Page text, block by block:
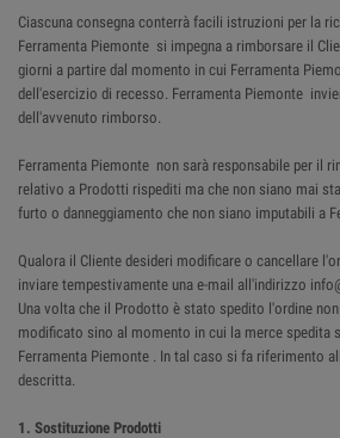
Ciascuna consegna conterrà facili istruzioni per la
Ferramenta Piemonte si impegna a rimborsare il
giorni a partire dal momento in cui Ferramenta
dell'esercizio di recesso. Ferramenta Piemonte
dell'avvenuto rimborso.
Ferramenta Piemonte non sarà responsabile per il
relativo a Prodotti rispediti ma che non siano mai
furto o danneggiamento che non siano imputabili a
Qualora il Cliente desideri modificare o cancellare
inviare tempestivamente una e-mail all'indirizzo
Una volta che il Prodotto è stato spedito l'ordine
modificato sino al momento in cui la merce spedita
Ferramenta Piemonte . In tal caso si fa riferimento
descritta.
1. Sostituzione Prodotti